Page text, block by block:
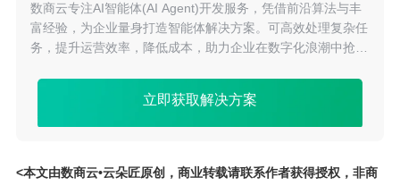
数商云专注AI智能体(AI Agent)开发服务，凭借前沿算法与丰
富经验，为企业量身打造智能体解决方案。可高效处理复杂任
务，提升运营效率，降低成本，助力企业在数字化浪潮中抢占
立即获取解决方案
<本文由数商云•云朵匠原创，商业转载请联系作者获得授权，非商